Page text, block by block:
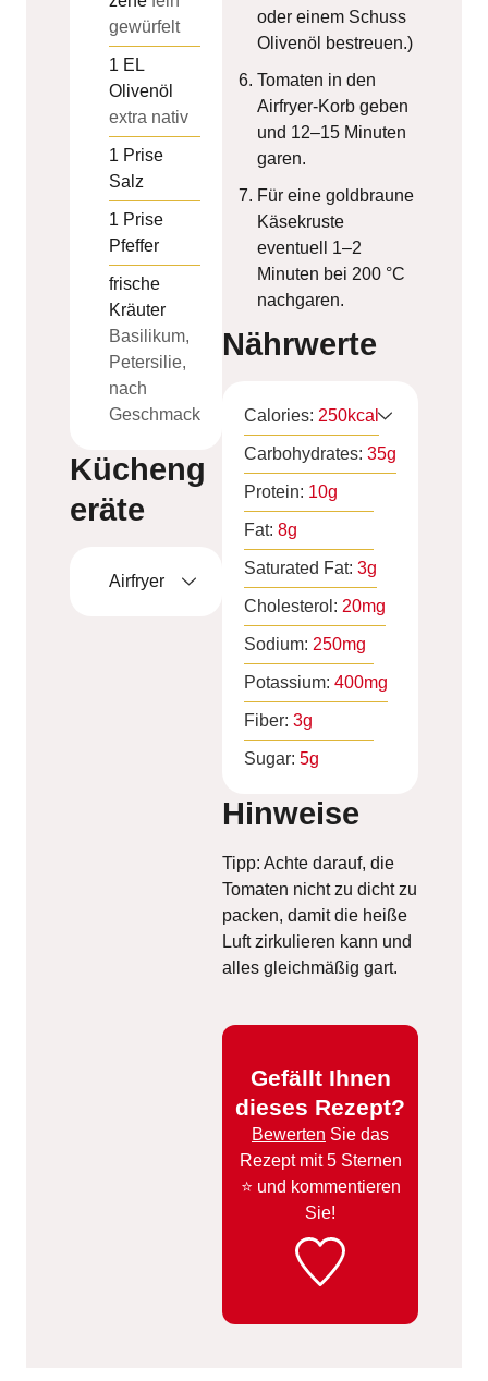
gewürfelt
1 EL
Olivenöl
extra nativ
1 Prise
Salz
1 Prise
Pfeffer
frische
Kräuter
Basilikum,
Petersilie,
nach
Geschmack
Kücheng
eräte
Airfryer
oder einem Schuss
Olivenöl bestreuen.)
Tomaten in den
Airfryer-Korb geben
und 12–15 Minuten
garen.
Für eine goldbraune
Käsekruste
eventuell 1–2
Minuten bei 200 °C
nachgaren.
Nährwerte
Calories: 250kcal
Carbohydrates: 35g
Protein: 10g
Fat: 8g
Saturated Fat: 3g
Cholesterol: 20mg
Sodium: 250mg
Potassium: 400mg
Fiber: 3g
Sugar: 5g
Hinweise
Tipp: Achte darauf, die
Tomaten nicht zu dicht zu
packen, damit die heiße
Luft zirkulieren kann und
alles gleichmäßig gart.
Gefällt Ihnen
dieses Rezept?
Bewerten Sie das
Rezept mit 5 Sternen
⭐️ und kommentieren
Sie!